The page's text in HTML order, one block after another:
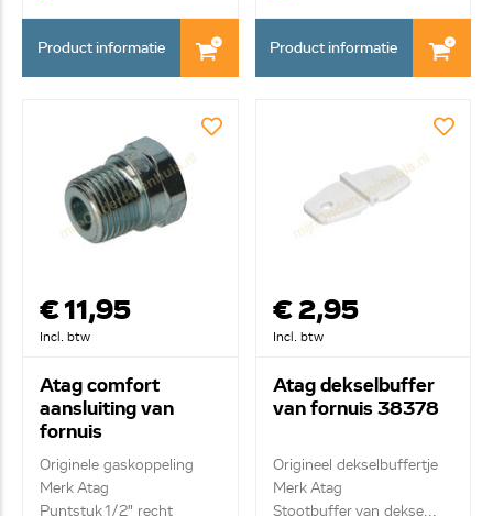
Product informatie Product informatie
€ 11,95
Incl. btw
Atag comfort
aansluiting van
fornuis
Originele gaskoppeling
Merk Atag
Puntstuk 1/2" recht
€ 2,95
Incl. btw
Atag dekselbuffer
van fornuis 38378
Origineel dekselbuffertje
Merk Atag
Stootbuffer van dekse...